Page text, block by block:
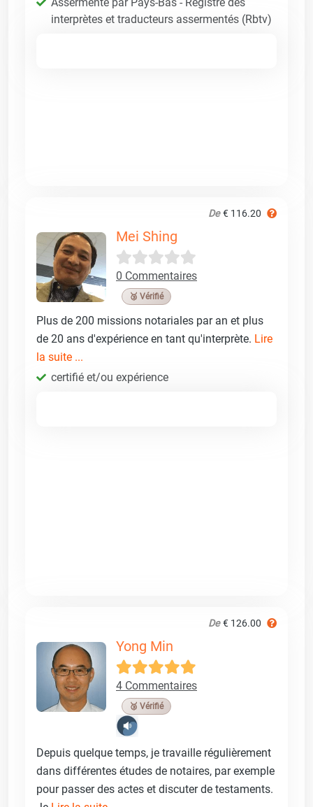
interprètes et traducteurs assermentés (Rbtv)
De € 116.20
Mei Shing
0 Commentaires
🥉 Vérifié
Plus de 200 missions notariales par an et plus
de 20 ans d'expérience en tant qu'interprète. Lire
la suite ...
certifié et/ou expérience
De € 126.00
Yong Min
4 Commentaires
🥉 Vérifié
Depuis quelque temps, je travaille régulièrement
dans différentes études de notaires, par exemple
pour passer des actes et discuter de testaments.